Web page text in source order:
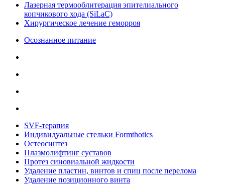
Лазерная термооблитерация эпителиального
копчикового хода (SiLaC)
Хирургическое лечение геморроя
Осознанное питание
SVF-терапия
Индивидуальные стельки Formthotics
Остеосинтез
Плазмолифтинг суставов
Протез синовиальной жидкости
Удаление пластин, винтов и спиц после перелома
Удаление позиционного винта